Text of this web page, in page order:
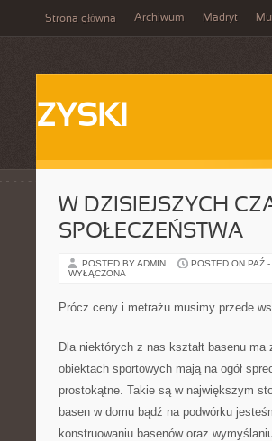
Strona główna Archiwum Madryt
ZYSKI
W DZISIEJSZYCH
SPOŁECZEŃSTWA
POSTED BY ADMIN POSTED ON PAŹ
WYŁĄCZONA
Prócz ceny i metrażu musimy przede
Dla niektórych z nas kształt basenu
obiektach sportowych mają na ogół
prostokątne. Takie są w największym
basen w domu bądź na podwórku
konstruowaniu basenów oraz